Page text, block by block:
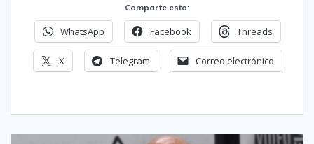
Comparte esto:
WhatsApp Facebook Threads
X Telegram Correo electrónico